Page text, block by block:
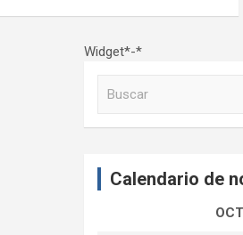
Widget*-*
Calendario de